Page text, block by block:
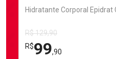
Hidratante Corporal Epidrat
R$ 129,90
R$99,90